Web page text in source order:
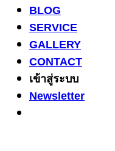
BLOG
SERVICE
GALLERY
CONTACT
เข้าสู่ระบบ
Newsletter